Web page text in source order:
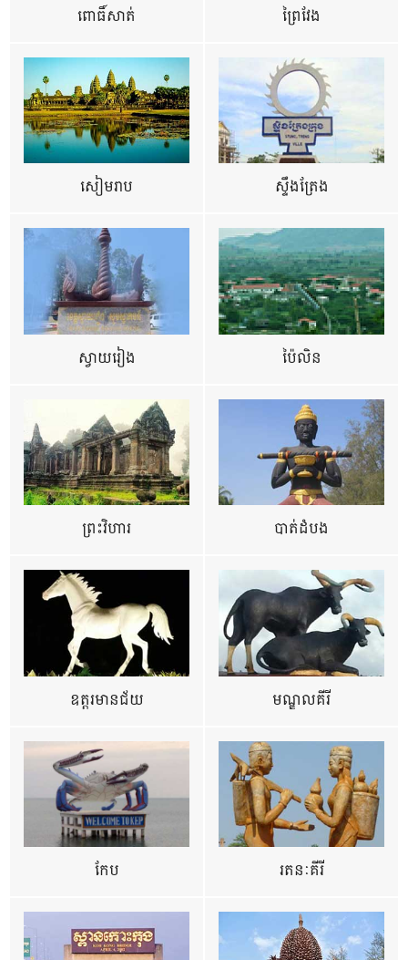
ពោធិ៍សាត់ ព្រៃវែង
សៀមរាប ស្ទឹងត្រែង
ស្វាយរៀង ប៉ៃលិន
ព្រះវិហារ បាត់ដំបង
ឧត្ដរមានជ័យ មណ្ឌលគីរី
កែប រតនៈគីរី